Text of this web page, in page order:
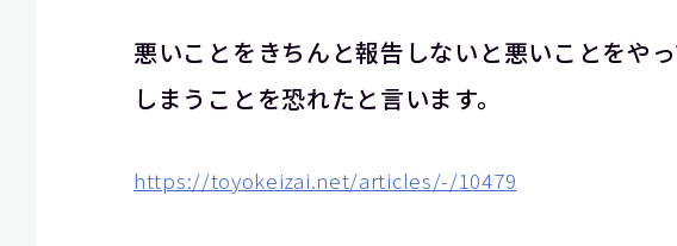
悪いことをきちんと報告しないと悪いことをや
しまうことを恐れたと言います。
https://toyokeizai.net/articles/-/10479